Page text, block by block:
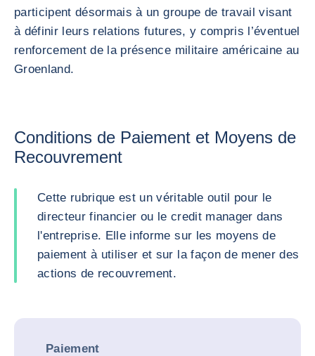
participent désormais à un groupe de travail visant
à définir leurs relations futures, y compris l’éventuel
renforcement de la présence militaire américaine au
Groenland.
Conditions de Paiement et Moyens de
Recouvrement
Cette rubrique est un véritable outil pour le
directeur financier ou le credit manager dans
l'entreprise. Elle informe sur les moyens de
paiement à utiliser et sur la façon de mener des
actions de recouvrement.
Paiement